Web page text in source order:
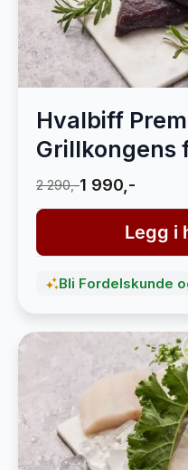
Hvalbiff
Grillkongens
2 290,-1 990,-
Legg i
Bli Fordelskunde